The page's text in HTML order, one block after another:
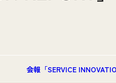
会報「SERVICE